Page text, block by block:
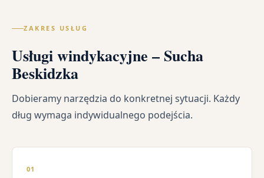
ZAKRES USŁUG
Usługi windykacyjne – Sucha
Beskidzka
Dobieramy narzędzia do konkretnej sytuacji. Każdy
dług wymaga indywidualnego podejścia.
01